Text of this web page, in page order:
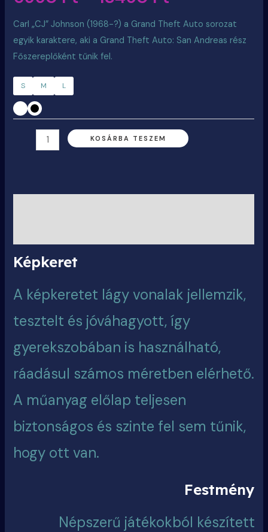
Carl „CJ” Johnson (1968-?) a Grand Theft Auto sorozat
egyik karaktere, aki a Grand Theft Auto: San Andreas rész
Főszereplőként tűnik fel.
S M L
KOSÁRBA TESZEM
Képkeret
A képkeretet lágy vonalak jellemzik,
tesztelt és jóváhagyott, így
gyerekszobában is használható,
ráadásul számos méretben elérhető.
A műanyag előlap teljesen
biztonságos és szinte fel sem tűnik,
hogy ott van.
Festmény
Népszerű játékokból készített